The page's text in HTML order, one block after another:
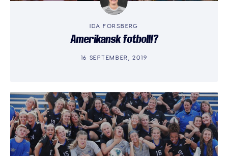
IDA FORSBERG
Amerikansk fotboll!?
16 SEPTEMBER, 2019